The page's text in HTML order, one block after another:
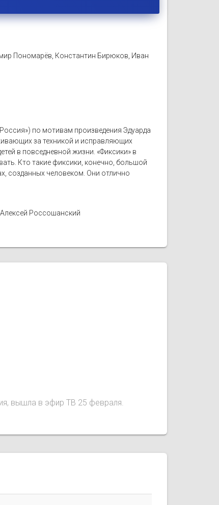
Пономарёв, Константин Бирюков, Иван
по мотивам произведения Эдуарда
за техникой и исправляющих
в повседневной жизни. «Фиксики» в
Кто такие фиксики, конечно, большой
созданных человеком. Они отлично
Россошанский
вышла в эфир ТВ 25 февраля.